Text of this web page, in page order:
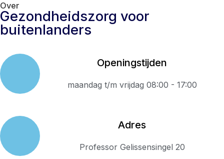
Over
Gezondheidszorg voor
buitenlanders
Openingstijden
maandag t/m vrijdag 08:00 - 17:00
Adres
Professor Gelissensingel 20